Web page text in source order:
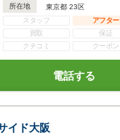
所在地
東京都 23区
スタッフ
アフター
買取
保証
クチコミ
クーポン
電話する
イド大阪